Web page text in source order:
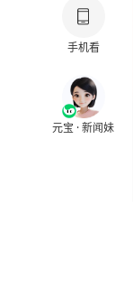
手机看
元宝 · 新闻妹